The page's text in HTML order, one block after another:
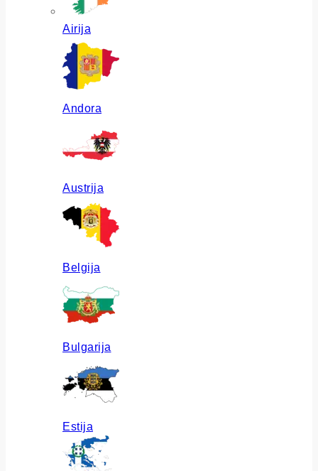
Airija
Andora
Austrija
Belgija
Bulgarija
Estija